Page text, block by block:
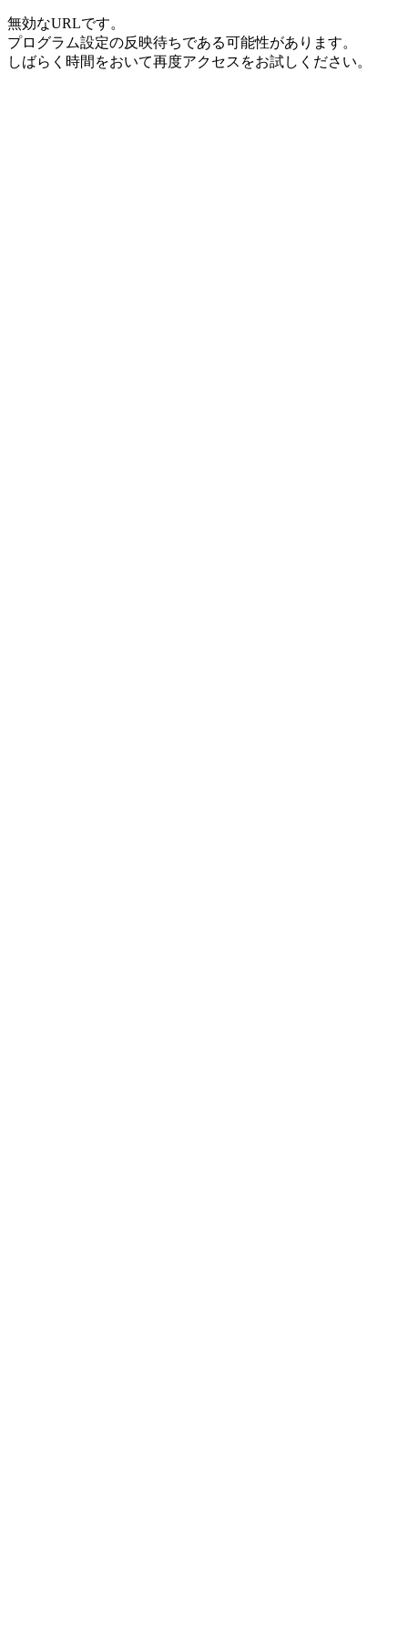
無効なURLです。
プログラム設定の反映待ちである可能性があります。
しばらく時間をおいて再度アクセスをお試しください。